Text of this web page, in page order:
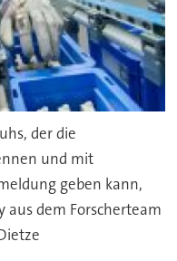
der die
und mit
geben kann,
aus dem Forscherteam